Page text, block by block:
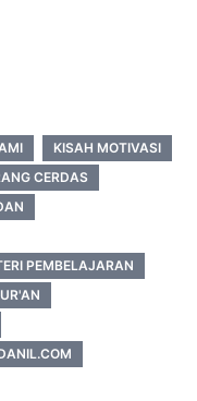
KISAH MOTIVASI
CERDAS
PEMBELAJARAN